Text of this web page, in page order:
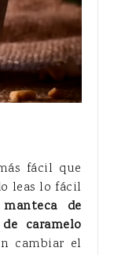
fácil que
leas lo fácil
de
caramelo
cambiar el